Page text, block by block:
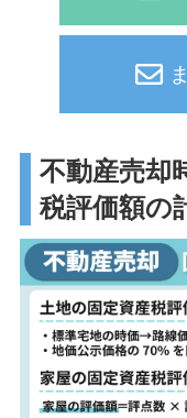
不動産売却
税評価額の